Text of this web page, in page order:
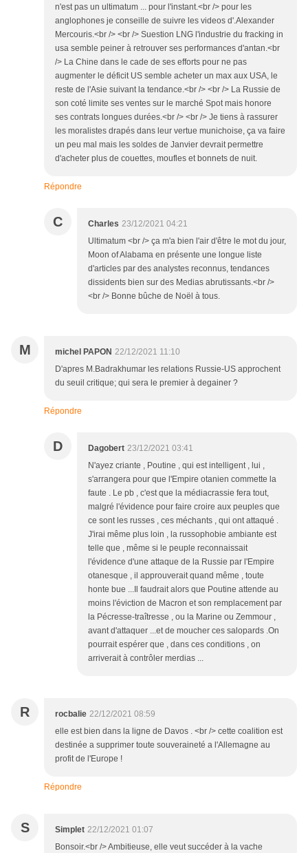
n'est pas un ultimatum ... pour l'instant.<br /> pour les
anglophones je conseille de suivre les videos d'.Alexander
Mercouris.<br /> <br /> Suestion LNG l'industrie du fracking in
usa semble peiner à retrouver ses performances d'antan.<br
/> La Chine dans le cade de ses efforts pour ne pas
augmenter le déficit US semble acheter un max aux USA, le
reste de l'Asie suivant la tendance.<br /> <br /> La Russie de
son coté limite ses ventes sur le marché Spot mais honore
ses contrats longues durées.<br /> <br /> Je tiens à rassurer
les moralistes drapés dans leur vertue munichoise, ça va faire
un peu mal mais les soldes de Janvier devrait permettre
d'acheter plus de couettes, moufles et bonnets de nuit.
Répondre
C Charles 23/12/2021 04:21
Ultimatum <br /> ça m'a bien l'air d'être le mot du jour,
Moon of Alabama en présente une longue liste
d'articles par des analystes reconnus, tendances
dissidents bien sur des Medias abrutissants.<br />
<br /> Bonne bûche de Noël à tous.
M michel PAPON 22/12/2021 11:10
D'apres M.Badrakhumar les relations Russie-US approchent
du seuil critique; qui sera le premier à degainer ?
Répondre
D Dagobert 23/12/2021 03:41
N'ayez criante , Poutine , qui est intelligent , lui ,
s'arrangera pour que l'Empire otanien commette la
faute . Le pb , c'est que la médiacrassie fera tout,
malgré l'évidence pour faire croire aux peuples que
ce sont les russes , ces méchants , qui ont attaqué .
J'irai même plus loin , la russophobie ambiante est
telle que , même si le peuple reconnaissait
l'évidence d'une attaque de la Russie par l'Empire
otanesque , il approuverait quand même , toute
honte bue ...Il faudrait alors que Poutine attende au
moins l'éviction de Macron et son remplacement par
la Pécresse-traîtresse , ou la Marine ou Zemmour ,
avant d'attaquer ...et de moucher ces salopards .On
pourrait espérer que , dans ces conditions , on
arriverait à contrôler merdias ...
R rocbalie 22/12/2021 08:59
elle est bien dans la ligne de Davos . <br /> cette coalition est
destinée a supprimer toute souveraineté a l'Allemagne au
profit de l'Europe !
Répondre
S Simplet 22/12/2021 01:07
Bonsoir.<br /> Ambitieuse, elle veut succéder à la vache